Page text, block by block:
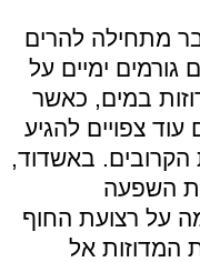
המדוזות של קיץ 2026 כבר מתחילה להרים
גורמים ימיים על
במים, כאשר
עוד צפויים להגיע
באשדוד,
השפעה
על רצועת החוף
המדוזות אל